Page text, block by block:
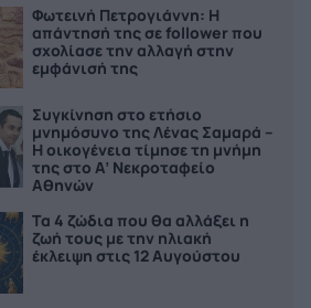
Φωτεινή Πετρογιάννη: Η
απάντησή της σε follower που
σχολίασε την αλλαγή στην
εμφάνισή της
Συγκίνηση στο ετήσιο
μνημόσυνο της Λένας Σαμαρά –
Η οικογένεια τίμησε τη μνήμη
της στο Α’ Νεκροταφείο
Αθηνών
Τα 4 ζώδια που θα αλλάξει η
ζωή τους με την ηλιακή
έκλειψη στις 12 Αυγούστου